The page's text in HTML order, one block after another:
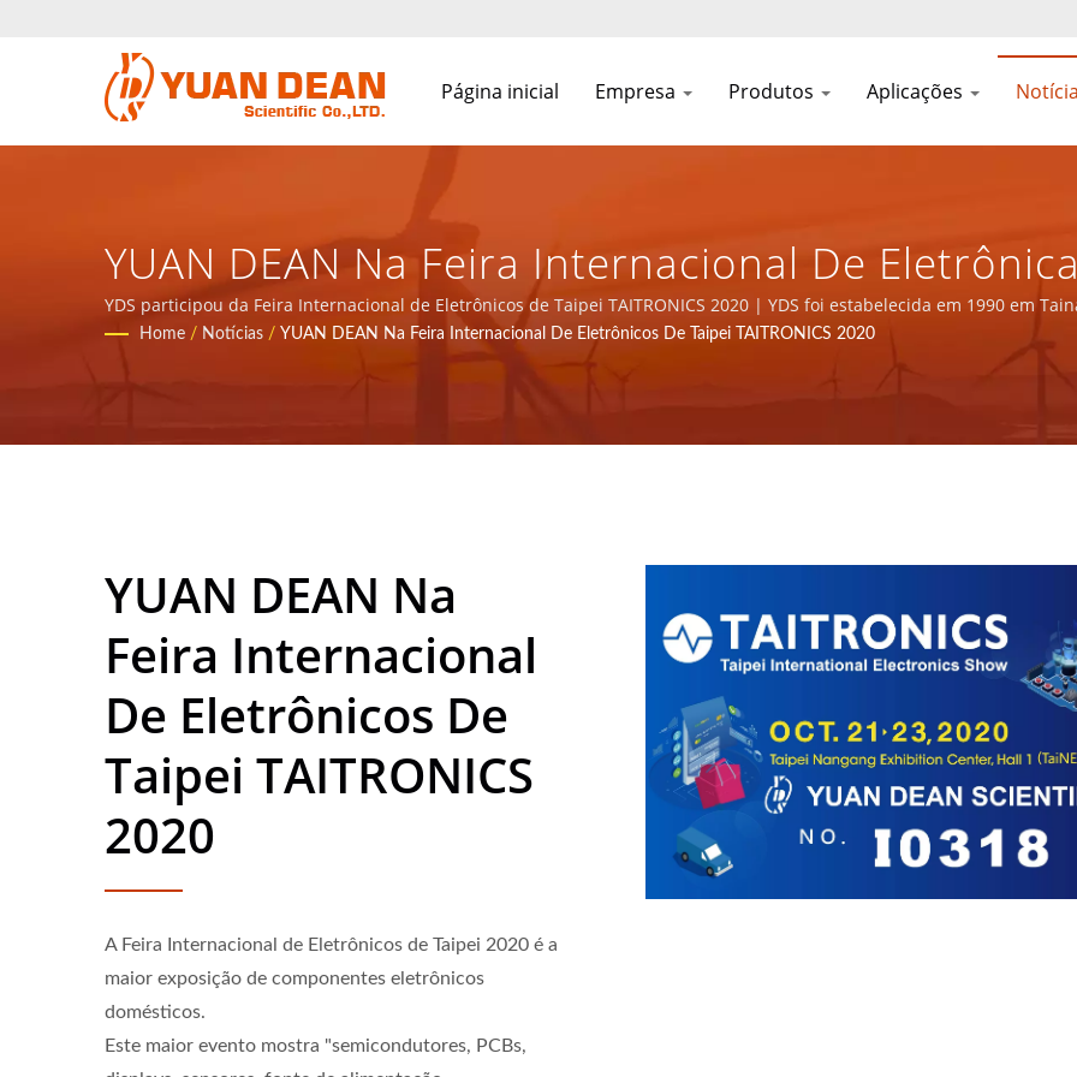
Página inicial Empresa Produtos Aplicações
YUAN DEAN Na Feira Internacional De
2020 - Fabricante De Fontes De Alimentação E
Magnéticos Com Certificação ISO 9001/ISO
YDS participou da Feira Internacional de Eletrônicos de Taipei TAITRONICS 2020 | YDS foi estabelecida em 1990 em
estabelecida em 1995 em Xiamen, China. Somos o principal fabricante eletrônico com certificação ISO 9001, ISO 14001 e
Home / Notícias / YUAN DEAN Na Feira Internacional De Eletrônicos De Taipei TAITRONICS 2020
YUAN DEAN Na
Feira Internacional
De Eletrônicos De
Taipei TAITRONICS
2020
A Feira Internacional de Eletrônicos de Taipei 2020 é a
maior exposição de componentes eletrônicos
domésticos.
Este maior evento mostra "semicondutores, PCBs,